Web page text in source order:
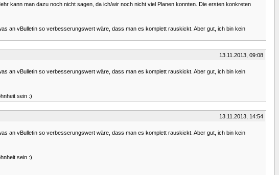
kann man dazu noch nicht sagen, da ich/wir noch nicht viel Planen konnten. Die ersten konkreten
an vBulletin so verbesserungswert wäre, dass man es komplett rauskickt. Aber gut, ich bin kein
13.11.2013, 09:08
an vBulletin so verbesserungswert wäre, dass man es komplett rauskickt. Aber gut, ich bin kein
sein :)
13.11.2013, 14:54
an vBulletin so verbesserungswert wäre, dass man es komplett rauskickt. Aber gut, ich bin kein
sein :)